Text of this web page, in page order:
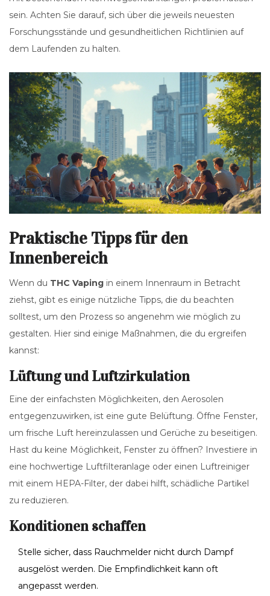
sein. Achten Sie darauf, sich über die jeweils neuesten
Forschungsstände und gesundheitlichen Richtlinien auf
dem Laufenden zu halten.
Praktische Tipps für den
Innenbereich
Wenn du THC Vaping in einem Innenraum in Betracht
ziehst, gibt es einige nützliche Tipps, die du beachten
solltest, um den Prozess so angenehm wie möglich zu
gestalten. Hier sind einige Maßnahmen, die du ergreifen
kannst:
Lüftung und Luftzirkulation
Eine der einfachsten Möglichkeiten, den Aerosolen
entgegenzuwirken, ist eine gute Belüftung. Öffne Fenster,
um frische Luft hereinzulassen und Gerüche zu beseitigen.
Hast du keine Möglichkeit, Fenster zu öffnen? Investiere in
eine hochwertige Luftfilteranlage oder einen Luftreiniger
mit einem HEPA-Filter, der dabei hilft, schädliche Partikel
zu reduzieren.
Konditionen schaffen
Stelle sicher, dass Rauchmelder nicht durch Dampf
ausgelöst werden. Die Empfindlichkeit kann oft
angepasst werden.